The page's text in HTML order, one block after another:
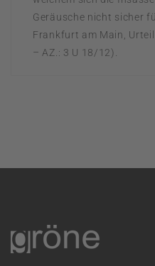
Geräusche nicht sicher
Frankfurt am Main,
– AZ.: 3 U 18/12).